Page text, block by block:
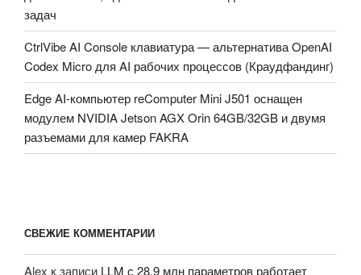
задач
CtrlVibe AI Console клавиатура — альтернатива OpenAI
Codex Micro для AI рабочих процессов (Краудфандинг)
Edge AI-компьютер reComputer Mini J501 оснащен
модулем NVIDIA Jetson AGX Orin 64GB/32GB и двумя
разъемами для камер FAKRA
СВЕЖИЕ КОММЕНТАРИИ
Alex к записи LLM с 28,9 млн параметров работает